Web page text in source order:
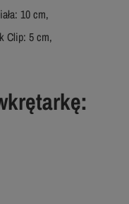
10 cm,
Clip: 5 cm,